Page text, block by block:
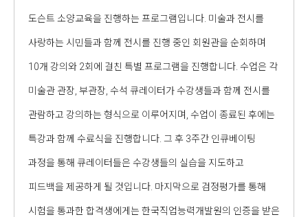
도슨트 소양교육을 진행하는 프로그램입니다. 미술과 전시를
사랑하는 시민들과 함께 전시를 진행 중인 회원관을 순회하며
10개 강의와 2회에 걸친 특별 프로그램을 진행합니다. 수업은 각
미술관 관장, 부관장, 수석 큐레이터가 수강생들과 함께 전시를
관람하고 강의하는 형식으로 이루어지며, 수업이 종료된 후에는
특강과 함께 수료식을 진행합니다. 그 후 3주간 인큐베이팅
과정을 통해 큐레이터들은 수강생들의 실습을 지도하고
피드백을 제공하게 될 것입니다. 마지막으로 검정평가를 통해
시험을 통과한 합격생에게는 한국직업능력개발원의 인증을 받은